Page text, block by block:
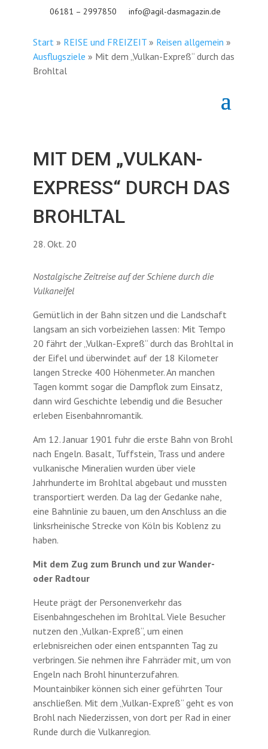
06181 – 2997850 info@agil-dasmagazin.de
Start» REISE und FREIZEIT» Reisen allgemein »
Ausflugsziele » Mit dem „Vulkan-Expreß“ durch das
Brohltal
MIT DEM „VULKAN-
EXPRESS“ DURCH DAS B
ROHLTAL
28. Okt. 20
Nostalgische Zeitreise auf der Schiene durch die
Vulkaneifel
Gemütlich in der Bahn sitzen und die Landschaft
langsam an sich vorbeiziehen lassen: Mit Tempo
20 fährt der „Vulkan-Expreß“ durch das Brohltal in
der Eifel und überwindet auf der 18 Kilometer
langen Strecke 400 Höhenmeter. An manchen
Tagen kommt sogar die Dampflok zum Einsatz,
dann wird Geschichte lebendig und die Besucher
erleben Eisenbahnromantik.
Am 12. Januar 1901 fuhr die erste Bahn von Brohl
nach Engeln. Basalt, Tuffstein, Trass und andere
vulkanische Mineralien wurden über viele
Jahrhunderte im Brohltal abgebaut und mussten
transportiert werden. Da lag der Gedanke nahe,
eine Bahnlinie zu bauen, um den Anschluss an die
linksrheinische Strecke von Köln bis Koblenz zu
haben.
Mit dem Zug zum Brunch und zur Wander-
oder Radtour
Heute prägt der Personenverkehr das
Eisenbahngeschehen im Brohltal. Viele Besucher
nutzen den „Vulkan-Expreß“, um einen
erlebnisreichen oder einen entspannten Tag zu
verbringen. Sie nehmen ihre Fahrräder mit, um von
Engeln nach Brohl hinunterzufahren.
Mountainbiker können sich einer geführten Tour
anschließen. Mit dem „Vulkan-Expreß“ geht es von
Brohl nach Niederzissen, von dort per Rad in einer
Runde durch die Vulkanregion.